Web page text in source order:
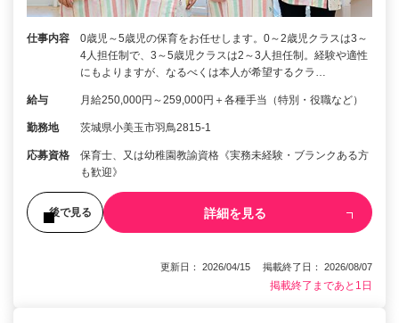
仕事内容
0歳児～5歳児の保育をお任せします。0～2歳児クラスは3～
4人担任制で、3～5歳児クラスは2～3人担任制。経験や適性
にもよりますが、なるべくは本人が希望するクラ…
給与 月給250,000円～259,000円＋各種手当（特別・役職など）
勤務地 茨城県小美玉市羽鳥2815-1
応募資格
保育士、又は幼稚園教諭資格《実務未経験・ブランクある方
も歓迎》
後で見る 詳細を見る
更新日： 2026/04/15 掲載終了日： 2026/08/07
掲載終了まであと1日